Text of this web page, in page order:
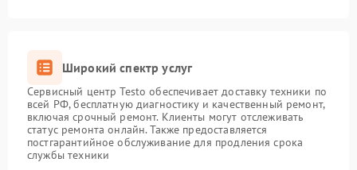
Широкий спектр услуг
Сервисный центр Testo обеспечивает доставку техники по
всей РФ, бесплатную диагностику и качественный ремонт,
включая срочный ремонт. Клиенты могут отслеживать
статус ремонта онлайн. Также предоставляется
постгарантийное обслуживание для продления срока
службы техники